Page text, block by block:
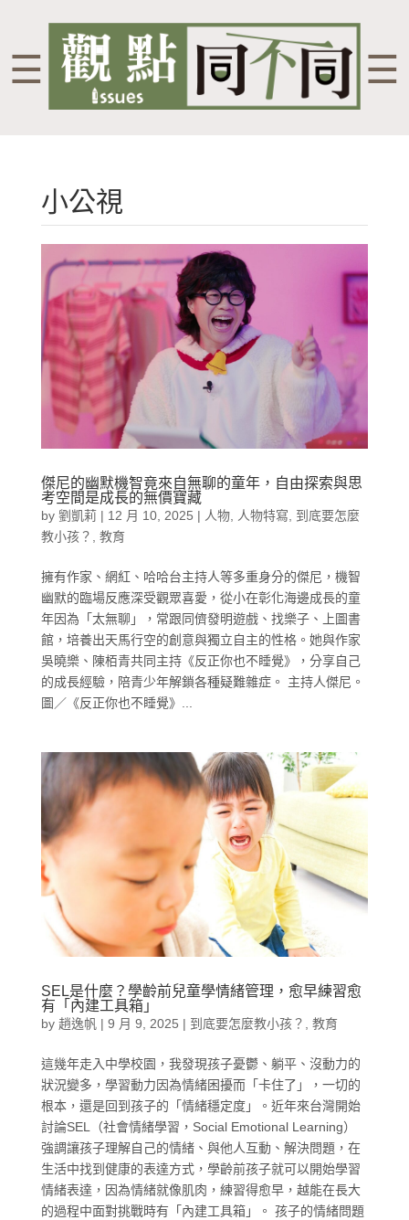
☰ ☰
小公視
傑尼的幽默機智竟來自無聊的童年，自由探索與思
考空間是成長的無價寶藏
by 劉凱莉| 12 月 10, 2025 | 人物, 人物特寫
到底要怎麼
教小孩？
教育
擁有作家、網紅、哈哈台主持人等多重身分的傑尼，機智
幽默的臨場反應深受觀眾喜愛，從小在彰化海邊成長的童
年因為「太無聊」，常跟同儕發明遊戲、找樂子、上圖書
館，培養出天馬行空的創意與獨立自主的性格。她與作家
吳曉樂、陳栢青共同主持《反正你也不睡覺》，分享自己
的成長經驗，陪青少年解鎖各種疑難雜症。 主持人傑尼。
圖／《反正你也不睡覺》...
SEL是什麼？學齡前兒童學情緒管理，愈早練習愈
有「內建工具箱」
by 趙逸帆 | 9 月 9, 2025 | 到底要怎麼教小孩？ 教育
這幾年走入中學校園，我發現孩子憂鬱、躺平、沒動力的
狀況變多，學習動力因為情緒困擾而「卡住了」，一切的
根本，還是回到孩子的「情緒穩定度」。近年來台灣開始
討論SEL（社會情緒學習，Social Emotional Learning）
強調讓孩子理解自己的情緒、與他人互動、解決問題，在
生活中找到健康的表達方式，學齡前孩子就可以開始學習
情緒表達，因為情緒就像肌肉，練習得愈早，越能在長大
的過程中面對挑戰時有「內建工具箱」。 孩子的情緒問題